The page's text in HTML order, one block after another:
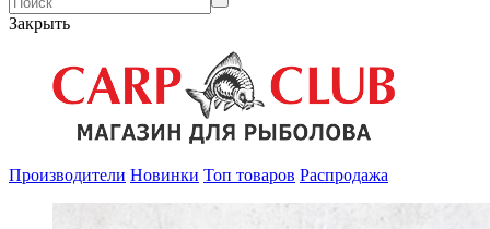
Закрыть
Производители Новинки Топ товаров Распродажа